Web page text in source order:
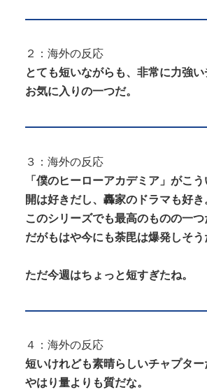
２：海外の反応
とても短いながらも、非常に力強い
お気に入りの一つだ。
３：海外の反応
「僕のヒーローアカデミア」がこ
開は好きだし、轟家のドラマも好き
このシリーズでも最高のものの一つ
だがもはや今にも荼毘は爆発しそう
ただ今週はちょっと短すぎたね。
４：海外の反応
短いけれども素晴らしいチャプター
やはり量よりも質だな。